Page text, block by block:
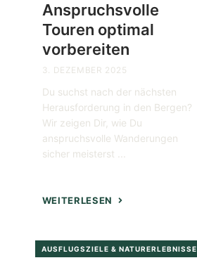
Anspruchsvolle
Touren optimal
vorbereiten
3. DEZEMBER 2025
Du suchst nach der nächsten
Herausforderung in den Bergen?
Wir zeigen Dir, wie Du
anspruchsvolle Wanderungen
sicher meisterst ...
WEITERLESEN
AUSFLUGSZIELE & NATURERLEBNISSE